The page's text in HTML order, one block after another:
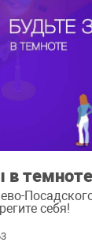
в темноте
себя!